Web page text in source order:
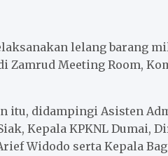
lelang barang
Meeting Room,
itu, didampingi Asisten
Kepala KPKNL Dumai,
Widodo serta Kepala